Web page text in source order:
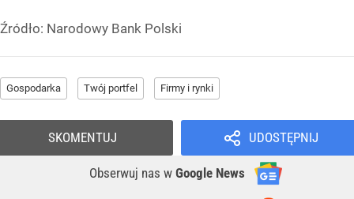
Źródło: Narodowy Bank Polski
Gospodarka Twój portfel Firmy i rynki
UDOSTĘPNIJ
Obserwuj nas w Google News
SKOMENTUJ